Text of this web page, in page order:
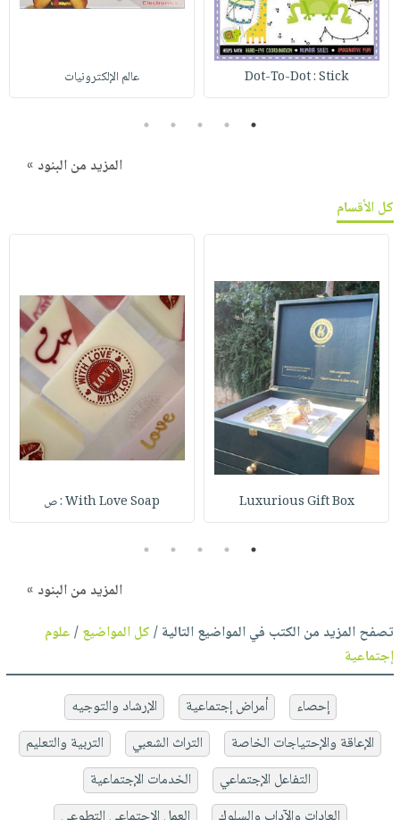
Dot-To-Dot : Stick عالم الإلكترونيات
1
2
3
4
5
المزيد من البنود »
كل الأقسام
Luxurious Gift Box With Love Soap : ص
1
2
3
4
5
المزيد من البنود »
تصفح المزيد من الكتب في المواضيع التالية /كل المواضيع/علوم
إجتماعية
إحصاء أمراض إجتماعية
الإرشاد والتوجيه
الإعاقة والإحتياجات الخاصة
التراث الشعبي
التربية والتعليم
التفاعل الإجتماعي
الخدمات الإجتماعية